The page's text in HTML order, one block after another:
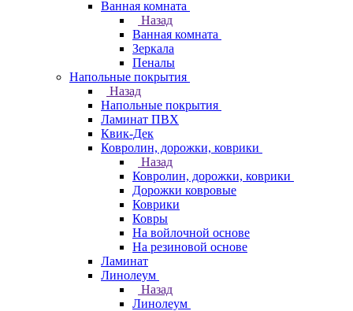
Ванная комната
Назад
Ванная комната
Зеркала
Пеналы
Напольные покрытия
Назад
Напольные покрытия
Ламинат ПВХ
Квик-Дек
Ковролин, дорожки, коврики
Назад
Ковролин, дорожки, коврики
Дорожки ковровые
Коврики
Ковры
На войлочной основе
На резиновой основе
Ламинат
Линолеум
Назад
Линолеум